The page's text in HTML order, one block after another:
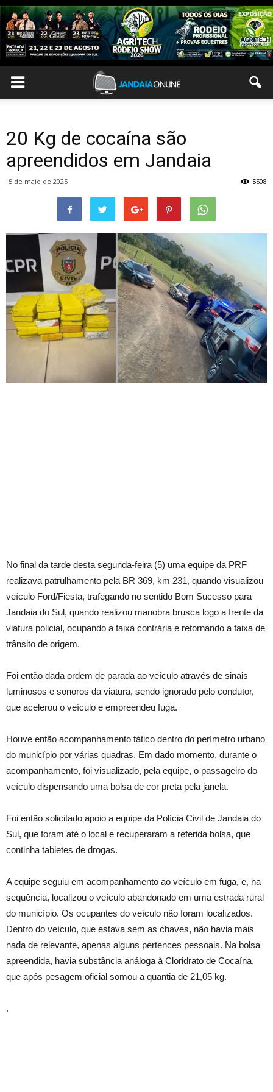
20 Kg de cocaína são
apreendidos em Jandaia
5 de maio de 2025 5508
No final da tarde desta segunda-feira (5) uma equipe da PRF
realizava patrulhamento pela BR 369, km 231, quando visualizou
veículo Ford/Fiesta, trafegando no sentido Bom Sucesso para
Jandaia do Sul, quando realizou manobra brusca logo a frente da
viatura policial, ocupando a faixa contrária e retornando a faixa de
trânsito de origem.
Foi então dada ordem de parada ao veículo através de sinais
luminosos e sonoros da viatura, sendo ignorado pelo condutor,
que acelerou o veículo e empreendeu fuga.
Houve então acompanhamento tático dentro do perímetro urbano
do município por várias quadras. Em dado momento, durante o
acompanhamento, foi visualizado, pela equipe, o passageiro do
veículo dispensando uma bolsa de cor preta pela janela.
Foi então solicitado apoio a equipe da Polícia Civil de Jandaia do
Sul, que foram até o local e recuperaram a referida bolsa, que
continha tabletes de drogas.
A equipe seguiu em acompanhamento ao veículo em fuga, e, na
sequência, localizou o veículo abandonado em uma estrada rural
do município. Os ocupantes do veículo não foram localizados.
Dentro do veículo, que estava sem as chaves, não havia mais
nada de relevante, apenas alguns pertences pessoais. Na bolsa
apreendida, havia substância análoga à Cloridrato de Cocaína,
que após pesagem oficial somou a quantia de 21,05 kg.
.